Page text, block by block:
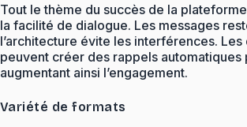
Tout le thème du succès de la
la facilité de dialogue. Les messages
l’architecture évite les interférences. Les
peuvent créer des rappels automatiques
augmentant ainsi l’engagement.
Variété de formats